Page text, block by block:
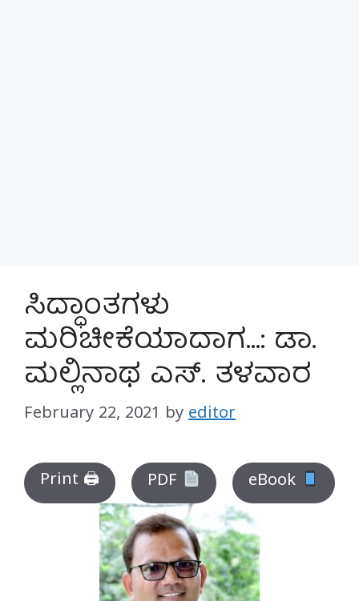
ಸಿದ್ಧಾಂತಗಳು
ಮರಿಚೀಕೆಯಾದಾಗ…: ಡಾ.
ಮಲ್ಲಿನಾಥ ಎಸ್. ತಳವಾರ
February 22, 2021 by editor
Print 🖨 PDF eBook